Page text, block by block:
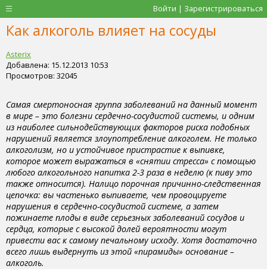
Войти | Зарегистрироваться
Как алкоголь влияет на сосуды
Asterix
Добавлена: 15.12.2013 10:53
Просмотров: 32045
Самая смертоносная группа заболеваний на данный момент
в мире – это болезни сердечно-сосудистой системы, и одним
из наиболее сильнодействующих факторов риска подобных
нарушений является злоупотребление алкоголем. Не только
алкоголизм, но и устойчивое пристрастие к выпивке,
которое может выражаться в «снятии стресса» с помощью
любого алкогольного напитка 2-3 раза в неделю (к пиву это
также относится). Налицо порочная причинно-следственная
цепочка: вы частенько выпиваете, чем провоцируете
нарушения в сердечно-сосудистой системе, а затем
пожинаете плоды в виде серьезных заболеваний сосудов и
сердца, которые с высокой долей вероятности могут
привести вас к самому печальному исходу. Хотя достаточно
всего лишь выдернуть из этой «пирамиды» основание –
алкоголь.